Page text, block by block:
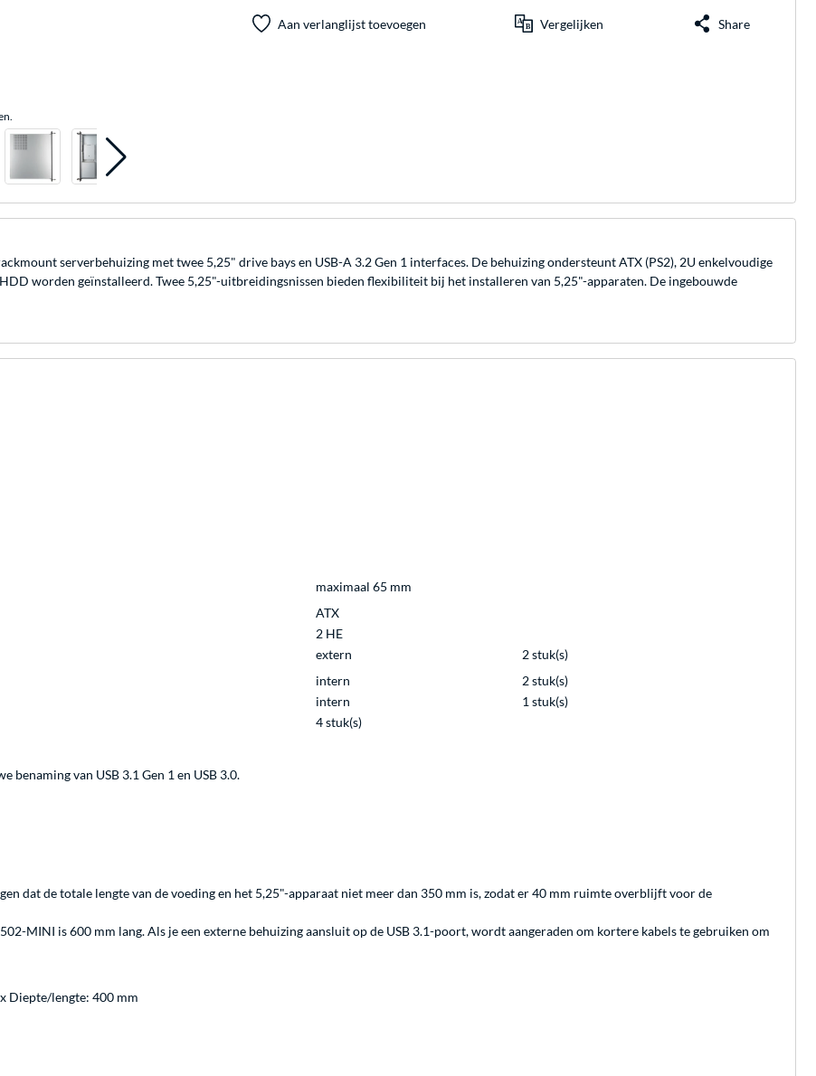
Aan verlanglijst toevoegen Vergelijken Share
serverbehuizing met twee 5,25" drive bays en USB-A 3.2 Gen 1 interfaces. De behuizing ondersteunt ATX (PS2), 2U enkelvoudige
worden geïnstalleerd. Twee 5,25"-uitbreidingsnissen bieden flexibiliteit bij het installeren van 5,25"-apparaten. De ingebouwde
maximaal 65 mm
ATX
2 HE
extern
2 stuk(s)
intern
2 stuk(s)
intern
1 stuk(s)
4 stuk(s)
benaming van USB 3.1 Gen 1 en USB 3.0.
dat de totale lengte van de voeding en het 5,25"-apparaat niet meer dan 350 mm is, zodat er 40 mm ruimte overblijft voor de
MINI is 600 mm lang. Als je een externe behuizing aansluit op de USB 3.1-poort, wordt aangeraden om kortere kabels te gebruiken om
Diepte/lengte: 400 mm